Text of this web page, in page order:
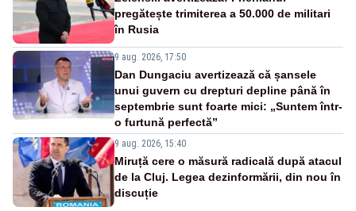
pregătește trimiterea a 50.000 de militari
în Rusia
9 aug. 2026, 17:50
Dan Dungaciu avertizează că șansele
unui guvern cu drepturi depline până în
septembrie sunt foarte mici: „Suntem într-
o furtună perfectă”
9 aug. 2026, 15:40
Miruță cere o măsură radicală după atacul
de la Cluj. Legea dezinformării, din nou în
discuție